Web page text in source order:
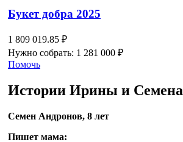
Букет добра 2025
1 809 019.85 ₽
Нужно собрать: 1 281 000 ₽
Помочь
Истории Ирины и Семена
Семен Андронов, 8 лет
Пишет мама: